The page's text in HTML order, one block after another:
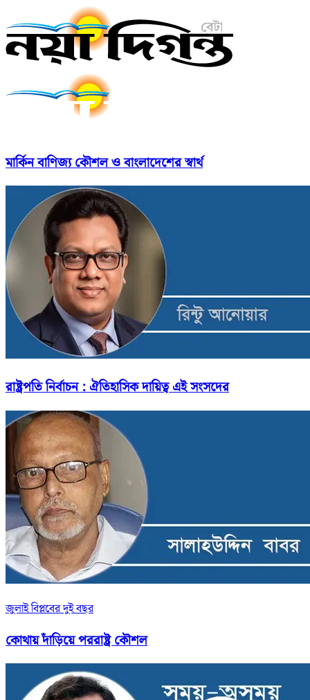
মার্কিন বাণিজ্য কৌশল ও বাংলাদেশের স্বার্থ
রাষ্ট্রপতি নির্বাচন : ঐতিহাসিক দায়িত্ব এই সংসদের
জুলাই বিপ্লবের দুই বছর
কোথায় দাঁড়িয়ে পররাষ্ট্র কৌশল